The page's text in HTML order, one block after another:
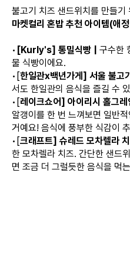
불고기 치즈 샌드위치를 만들
마켓컬리 혼밥 추천 아이템(애
• [Kurly's] 통밀식빵 | 구수한
물 식빵이에요.
•[한일관x백년가게] 서울 불고
서도 한일관의 음식을 즐길 수
•[레이크쇼어] 아이리시 홀그레
알갱이를 한 번 느껴보면 일반
거예요! 음식에 풍부한 식감이
•[크래프트] 슈레드 모차렐라
한 모차렐라 치즈. 간단한 샌드
면 조금 더 그럴듯한 음식을 먹